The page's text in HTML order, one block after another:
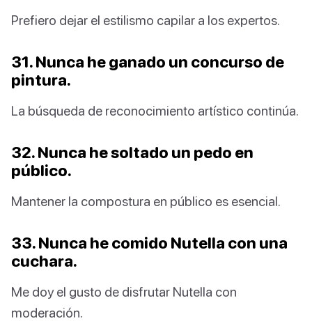
Prefiero dejar el estilismo capilar a los expertos.
31. Nunca he ganado un concurso de
pintura.
La búsqueda de reconocimiento artístico continúa.
32. Nunca he soltado un pedo en
público.
Mantener la compostura en público es esencial.
33. Nunca he comido Nutella con una
cuchara.
Me doy el gusto de disfrutar Nutella con
moderación.